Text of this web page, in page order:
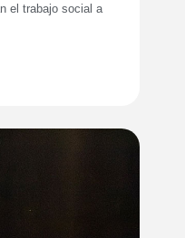
el trabajo social a